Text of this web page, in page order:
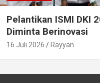
Pelantikan ISMI DKI
Diminta Berinovasi
16 Juli 2026 Rayyan